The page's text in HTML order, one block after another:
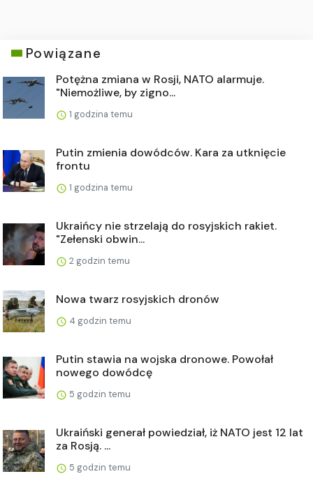
Powiązane
Potężna zmiana w Rosji, NATO alarmuje.
"Niemożliwe, by zigno...
1 godzina temu
Putin zmienia dowódców. Kara za utknięcie
frontu
1 godzina temu
Ukraińcy nie strzelają do rosyjskich rakiet.
"Zełenski obwin...
2 godzin temu
Nowa twarz rosyjskich dronów
4 godzin temu
Putin stawia na wojska dronowe. Powołał
nowego dowódcę
5 godzin temu
Ukraiński generał powiedział, iż NATO jest 12 lat
za Rosją. ...
5 godzin temu